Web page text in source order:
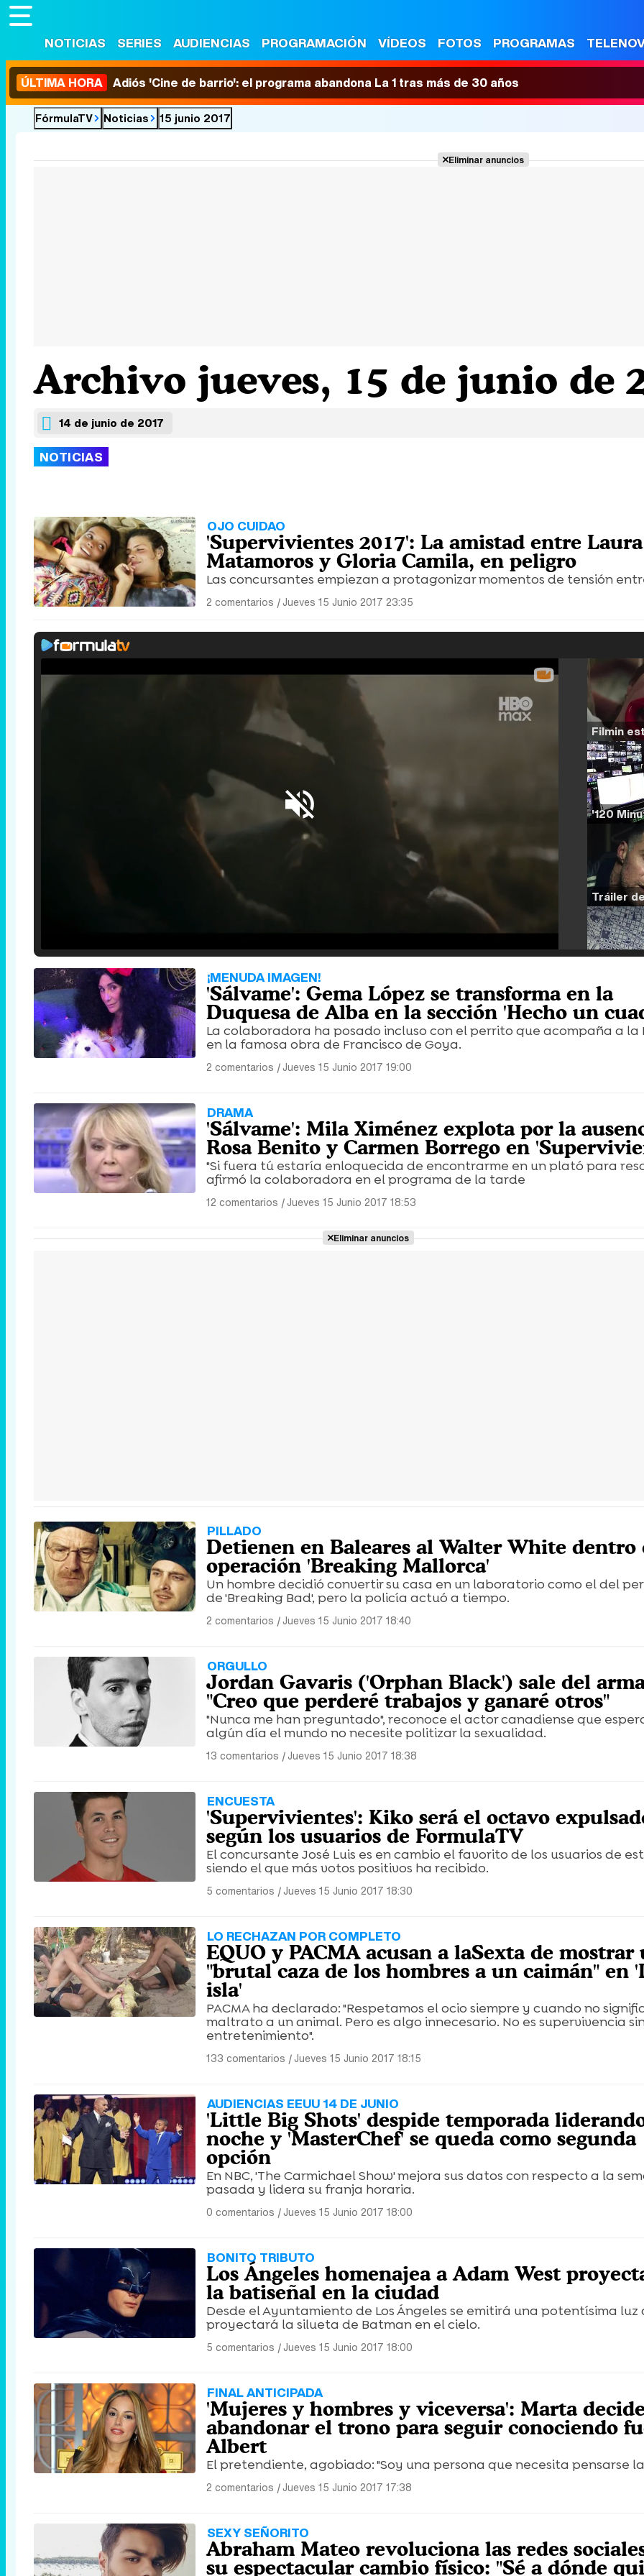
NOTICIAS SERIES AUDIENCIAS PROGRAMACIÓN VÍDEOS FOTOS PROGRAMAS
ÚLTIMA HORA Adiós 'Cine de barrio': el programa abandona La 1 tras más de 30 años
FórmulaTV Noticias 15 junio 2017
Eliminar anuncios
Archivo jueves, 15 de junio de
14 de junio de 2017
NOTICIAS
OJO CUIDAO
'Supervivientes 2017': La amistad entre Laura
Matamoros y Gloria Camila, en peligro
Las concursantes empiezan a protagonizar momentos de tensión
2 comentarios |Jueves 15 Junio 2017 23:35
¡MENUDA IMAGEN!
'Sálvame': Gema López se transforma en la
Duquesa de Alba en la sección 'Hecho un
La colaboradora ha posado incluso con el perrito que acompaña a la
en la famosa obra de Francisco de Goya.
2 comentarios |Jueves 15 Junio 2017 19:00
DRAMA
'Sálvame': Mila Ximénez explota por la
Rosa Benito y Carmen Borrego en
"Si fuera tú estaría enloquecida de encontrarme en un plató para
afirmó la colaboradora en el programa de la tarde
12 comentarios |Jueves 15 Junio 2017 18:53
Eliminar anuncios
PILLADO
Detienen en Baleares al Walter White dentro
operación 'Breaking Mallorca'
Un hombre decidió convertir su casa en un laboratorio como el del
de 'Breaking Bad', pero la policía actuó a tiempo.
2 comentarios |Jueves 15 Junio 2017 18:40
ORGULLO
Jordan Gavaris ('Orphan Black') sale del
"Creo que perderé trabajos y ganaré otros"
"Nunca me han preguntado", reconoce el actor canadiense que
algún día el mundo no necesite politizar la sexualidad.
13 comentarios |Jueves 15 Junio 2017 18:38
ENCUESTA
'Supervivientes': Kiko será el octavo
según los usuarios de FormulaTV
El concursante José Luis es en cambio el favorito de los usuarios de
siendo el que más votos positivos ha recibido.
5 comentarios |Jueves 15 Junio 2017 18:30
LO RECHAZAN POR COMPLETO
EQUO y PACMA acusan a laSexta de mostrar
"brutal caza de los hombres a un caimán" en
isla'
PACMA ha declarado: "Respetamos el ocio siempre y cuando no
maltrato a un animal. Pero es algo innecesario. No es supervivencia
entretenimiento".
133 comentarios |Jueves 15 Junio 2017 18:15
AUDIENCIAS EEUU 14 DE JUNIO
'Little Big Shots' despide temporada
noche y 'MasterChef' se queda como segunda
opción
En NBC, 'The Carmichael Show' mejora sus datos con respecto a la
pasada y lidera su franja horaria.
0 comentarios |Jueves 15 Junio 2017 18:00
BONITO TRIBUTO
Los Ángeles homenajea a Adam West
la batiseñal en la ciudad
Desde el Ayuntamiento de Los Ángeles se emitirá una potentísima luz
proyectará la silueta de Batman en el cielo.
5 comentarios |Jueves 15 Junio 2017 18:00
FINAL ANTICIPADA
'Mujeres y hombres y viceversa': Marta
abandonar el trono para seguir conociendo
Albert
El pretendiente, agobiado: "Soy una persona que necesita pensarse
2 comentarios |Jueves 15 Junio 2017 17:38
SEXY SEÑORITO
Abraham Mateo revoluciona las redes
su espectacular cambio físico: "Sé a dónde